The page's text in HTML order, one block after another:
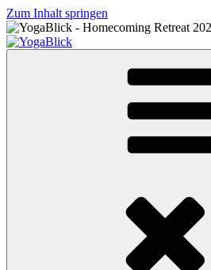
Zum Inhalt springen
YogaBlick